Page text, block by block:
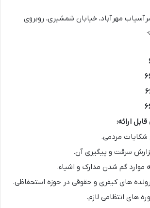
مهرآباد، خیابان شمشیری، روبروی
ارائه:
شکایات مردمی.
سرقت و پیگیری آن.
موارد گم شدن مدارک و اشیاء.
های کیفری و حقوقی در حوزه استحفاظی.
های انتظامی لازم.